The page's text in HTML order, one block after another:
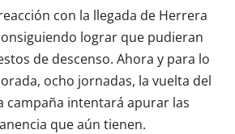
con la llegada de Herrera
lograr que pudieran
de descenso. Ahora y para lo
ocho jornadas, la vuelta del
campaña intentará apurar las
que aún tienen.